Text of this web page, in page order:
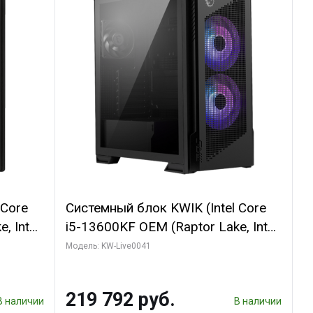
Intel
наличии
Системный блок KWIK (Intel Core
i5-13600KF OEM (Raptor Lake, Intel
7, C14 8EC/6PC/ 16 ГБ ОЗУ (2
256bit 3xDP HD/ 512 ГБ SSD)
Модель: KW-Live0041
219 792 руб. В наличии